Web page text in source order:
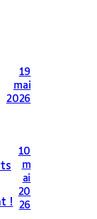
19
mai
2026
!
10
m
ai
20
26